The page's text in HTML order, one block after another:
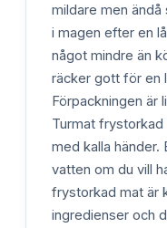
mildare men ändå
i magen efter en
något mindre än
räcker gott för en
Förpackningen är
Turmat
med kalla händer.
vatten om du vill
frystorkad mat är
ingredienser och